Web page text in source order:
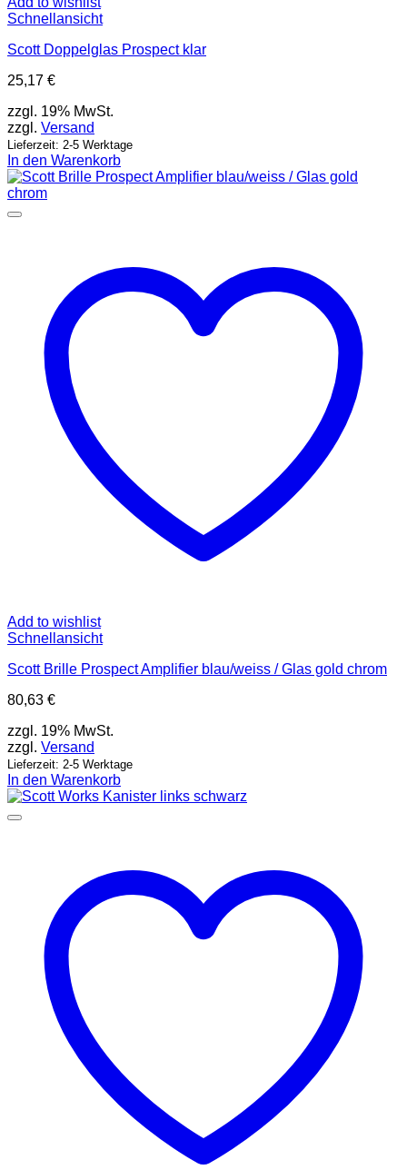
Schnellansicht
Scott Doppelglas Prospect klar
25,17 €
zzgl. 19% MwSt.
zzgl. Versand
Lieferzeit: 2-5 Werktage
In den Warenkorb
Add to wishlist
Schnellansicht
Scott Brille Prospect Amplifier blau/weiss / Glas gold chrom
80,63 €
zzgl. 19% MwSt.
zzgl. Versand
Lieferzeit: 2-5 Werktage
In den Warenkorb